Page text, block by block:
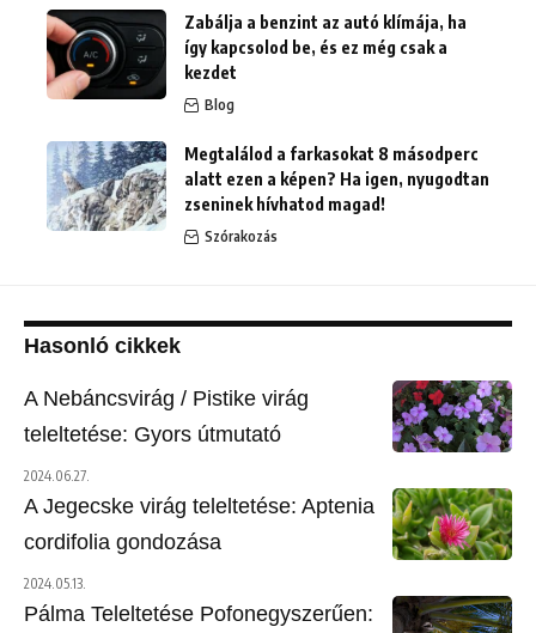
Zabálja a benzint az autó klímája, ha
így kapcsolod be, és ez még csak a
kezdet
Blog
Megtalálod a farkasokat 8 másodperc
alatt ezen a képen? Ha igen, nyugodtan
zseninek hívhatod magad!
Szórakozás
Hasonló cikkek
A Nebáncsvirág / Pistike virág
teleltetése: Gyors útmutató
2024.06.27.
A Jegecske virág teleltetése: Aptenia
cordifolia gondozása
2024.05.13.
Pálma Teleltetése Pofonegyszerűen: